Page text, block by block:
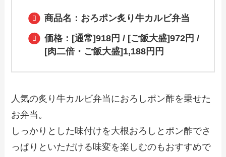
【2024年最新】かつはな亭のテイクアウ
方法も解説
商品名：おろポン炙り牛カルビ弁当
価格：[通常]918円 / [ご飯大盛]972円 /
[肉二倍・ご飯大盛]1,188円円
人気の炙り牛カルビ弁当におろしポン酢を乗せた
お弁当。
しっかりとした味付けを大根おろしとポン酢でさ
っぱりといただける味変を楽しむのもおすすめで